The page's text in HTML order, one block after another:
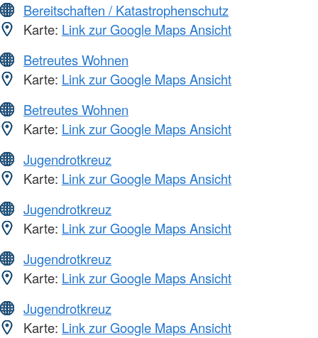
Bereitschaften / Katastrophenschutz
Karte: Link zur Google Maps Ansicht
Betreutes Wohnen
Karte: Link zur Google Maps Ansicht
Betreutes Wohnen
Karte: Link zur Google Maps Ansicht
Jugendrotkreuz
Karte: Link zur Google Maps Ansicht
Jugendrotkreuz
Karte: Link zur Google Maps Ansicht
Jugendrotkreuz
Karte: Link zur Google Maps Ansicht
Jugendrotkreuz
Karte: Link zur Google Maps Ansicht